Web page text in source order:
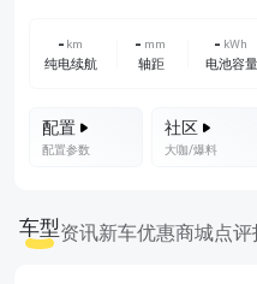
- km
纯电续航
- mm
轴距
- kWh
电池容量
配置
配置参数
社区
大咖/爆料
车型资讯新车优惠商城点评